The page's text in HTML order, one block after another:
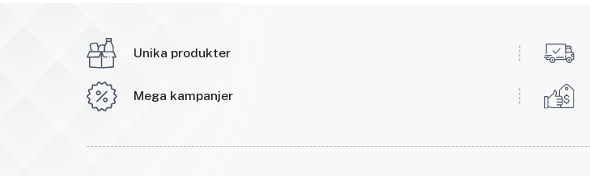
Unika produkter
Mega kampanjer